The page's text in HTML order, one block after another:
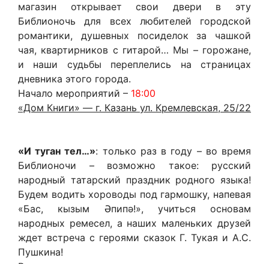
магазин открывает свои двери в эту
Библионочь для всех любителей городской
романтики, душевных посиделок за чашкой
чая, квартирников с гитарой… Мы – горожане,
и наши судьбы переплелись на страницах
дневника этого города.
Начало мероприятий – 18:00
«Дом Книги» — г. Казань ул. Кремлевская, 25/22
«И туган тел…»: только раз в году – во время
Библионочи – возможно такое: русский
народный татарский праздник родного языка!
Будем водить хороводы под гармошку, напевая
«Бас, кызым Әпипә!», учиться основам
народных ремесел, а наших маленьких друзей
ждет встреча с героями сказок Г. Тукая и А.С.
Пушкина!